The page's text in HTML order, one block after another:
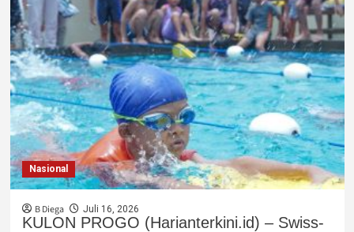
Nasional
B Diega Juli 16, 2026
KULON PROGO (Harianterkini.id) – Swiss-